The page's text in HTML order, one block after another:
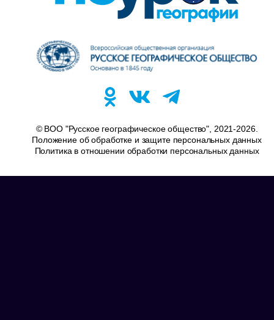
© ВОО "Русское географическое общество", 2021-2026.
Положение об обработке и защите персональных данных
Политика в отношении обработки персональных данных